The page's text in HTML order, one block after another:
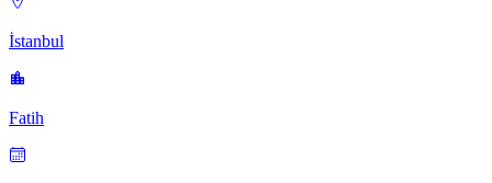
İstanbul
Fatih